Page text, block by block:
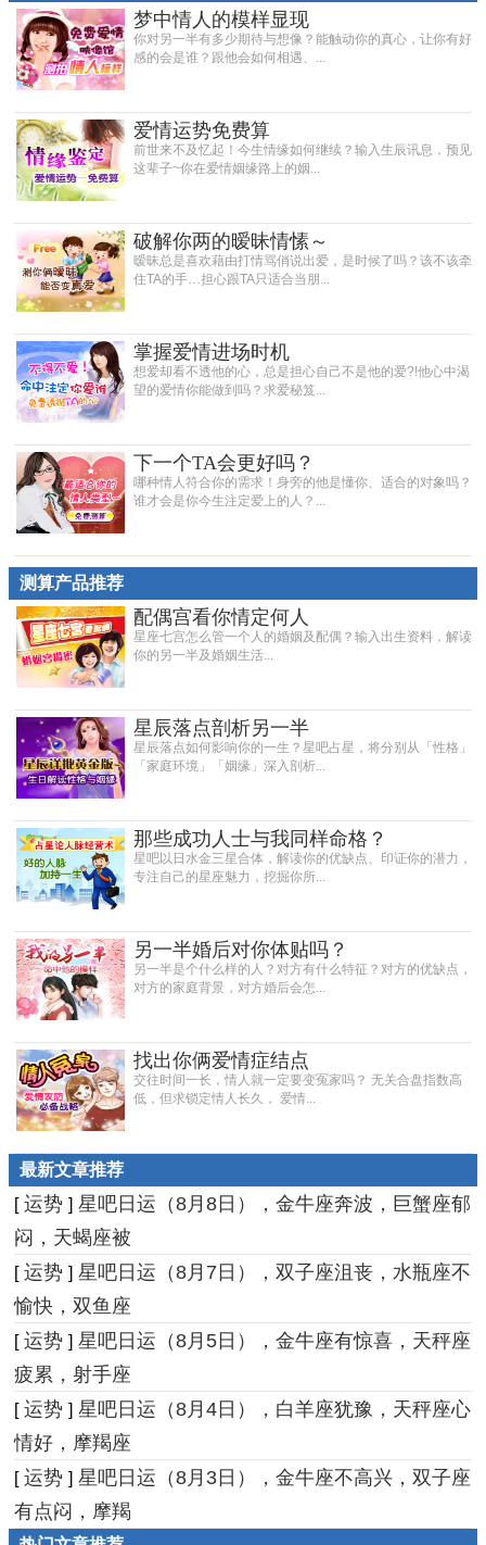
梦中情人的模样显现
你对另一半有多少期待与想像？能触动你的真心，让你有好
感的会是谁？跟他会如何相遇、...
爱情运势免费算
前世来不及忆起！今生情缘如何继续？输入生辰讯息，预见
这辈子~你在爱情姻缘路上的姻...
破解你两的暧昧情愫～
暧昧总是喜欢藉由打情骂俏说出爱，是时候了吗？该不该牵
住TA的手…担心跟TA只适合当朋...
掌握爱情进场时机
想爱却看不透他的心，总是担心自己不是他的爱?!他心中渴
望的爱情你能做到吗？求爱秘笈...
下一个TA会更好吗？
哪种情人符合你的需求！身旁的他是懂你、适合的对象吗？
谁才会是你今生注定爱上的人？...
测算产品推荐
配偶宫看你情定何人
星座七宫怎么管一个人的婚姻及配偶？输入出生资料，解读
你的另一半及婚姻生活...
星辰落点剖析另一半
星辰落点如何影响你的一生？星吧占星，将分别从「性格」
「家庭环境」「姻缘」深入剖析...
那些成功人士与我同样命格？
星吧以日水金三星合体，解读你的优缺点、印证你的潜力，
专注自己的星座魅力，挖掘你所...
另一半婚后对你体贴吗？
另一半是个什么样的人？对方有什么特征？对方的优缺点，
对方的家庭背景，对方婚后会怎...
找出你俩爱情症结点
交往时间一长，情人就一定要变冤家吗？ 无关合盘指数高
低，但求锁定情人长久， 爱情...
最新文章推荐
[ 运势 ] 星吧日运（8月8日），金牛座奔波，巨蟹座郁
闷，天蝎座被
[ 运势 ] 星吧日运（8月7日），双子座沮丧，水瓶座不
愉快，双鱼座
[ 运势 ] 星吧日运（8月5日），金牛座有惊喜，天秤座
疲累，射手座
[ 运势 ] 星吧日运（8月4日），白羊座犹豫，天秤座心
情好，摩羯座
[ 运势 ] 星吧日运（8月3日），金牛座不高兴，双子座
有点闷，摩羯